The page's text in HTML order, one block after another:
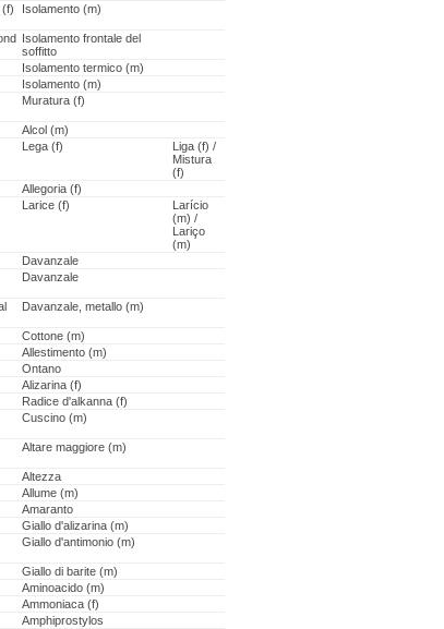
(f) Isolamento (m)
Isolamento frontale del
soffitto
Isolamento termico (m)
Isolamento (m)
Muratura (f)
Alcol (m)
Lega (f)
Liga (f) /
Mistura
(f)
Allegoria (f)
Larice (f)
Larício
(m) /
Lariço
(m)
Davanzale
Davanzale
Davanzale, metallo (m)
Cottone (m)
Allestimento (m)
Ontano
Alizarina (f)
Radice d'alkanna (f)
Cuscino (m)
Altare maggiore (m)
Altezza
Allume (m)
Amaranto
Giallo d'alizarina (m)
Giallo d'antimonio (m)
Giallo di barite (m)
Aminoacido (m)
Ammoniaca (f)
Amphiprostylos